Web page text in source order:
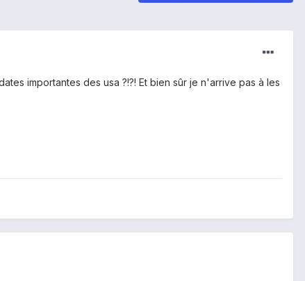
importantes des usa ?!?! Et bien sûr je n'arrive pas à les